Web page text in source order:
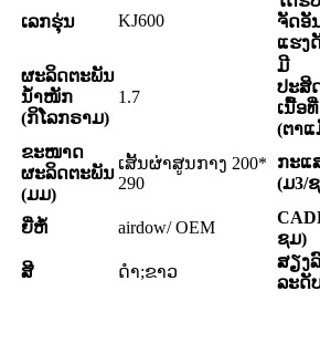
ເລກຮຸ່ນ KJ600
ຈັດອັ
ແຮງ
ຜະລິດຕະພັນ
ນ້ຳໜັກ
(ກິໂລກຣາມ)
1.7
ມີ
ປະສິ
ເນື້ອທີ່
(ຕາ
ຂະໜາດ
ຜະລິດຕະພັນ
(ມມ)
ເສັ້ນຜ່າສູນກາງ 200*
290
ກະແ
(ມ3/
ຍີ່ຫໍ້ airdow/ OEM
ຊມ)
ສີ ດຳ;ຂາວ
ສຽງ
ລະດັ